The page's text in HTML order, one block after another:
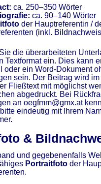
ca. 250–350 Wörter
ca. 90–140 Wörter
der Hauptreferentin /
(inkl.
die überarbeiteten
Textformat ein. Dies kann
oder ein Word-Dokument
sein. Der Beitrag wird
Fließtext mit möglichst
abgedruckt. Bei
an oegfmm@gmx.at
eindeutig mit Ihrem
&
und gegebenenfalls
Portraitfoto der